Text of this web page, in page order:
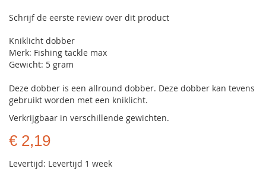
gallerij
Schrijf de eerste review over dit product
Kniklicht dobber
Merk: Fishing tackle max
Gewicht: 5 gram
Deze dobber is een allround dobber. Deze dobber kan tevens
gebruikt worden met een kniklicht.
Verkrijgbaar in verschillende gewichten.
€ 2,19
Levertijd: Levertijd 1 week